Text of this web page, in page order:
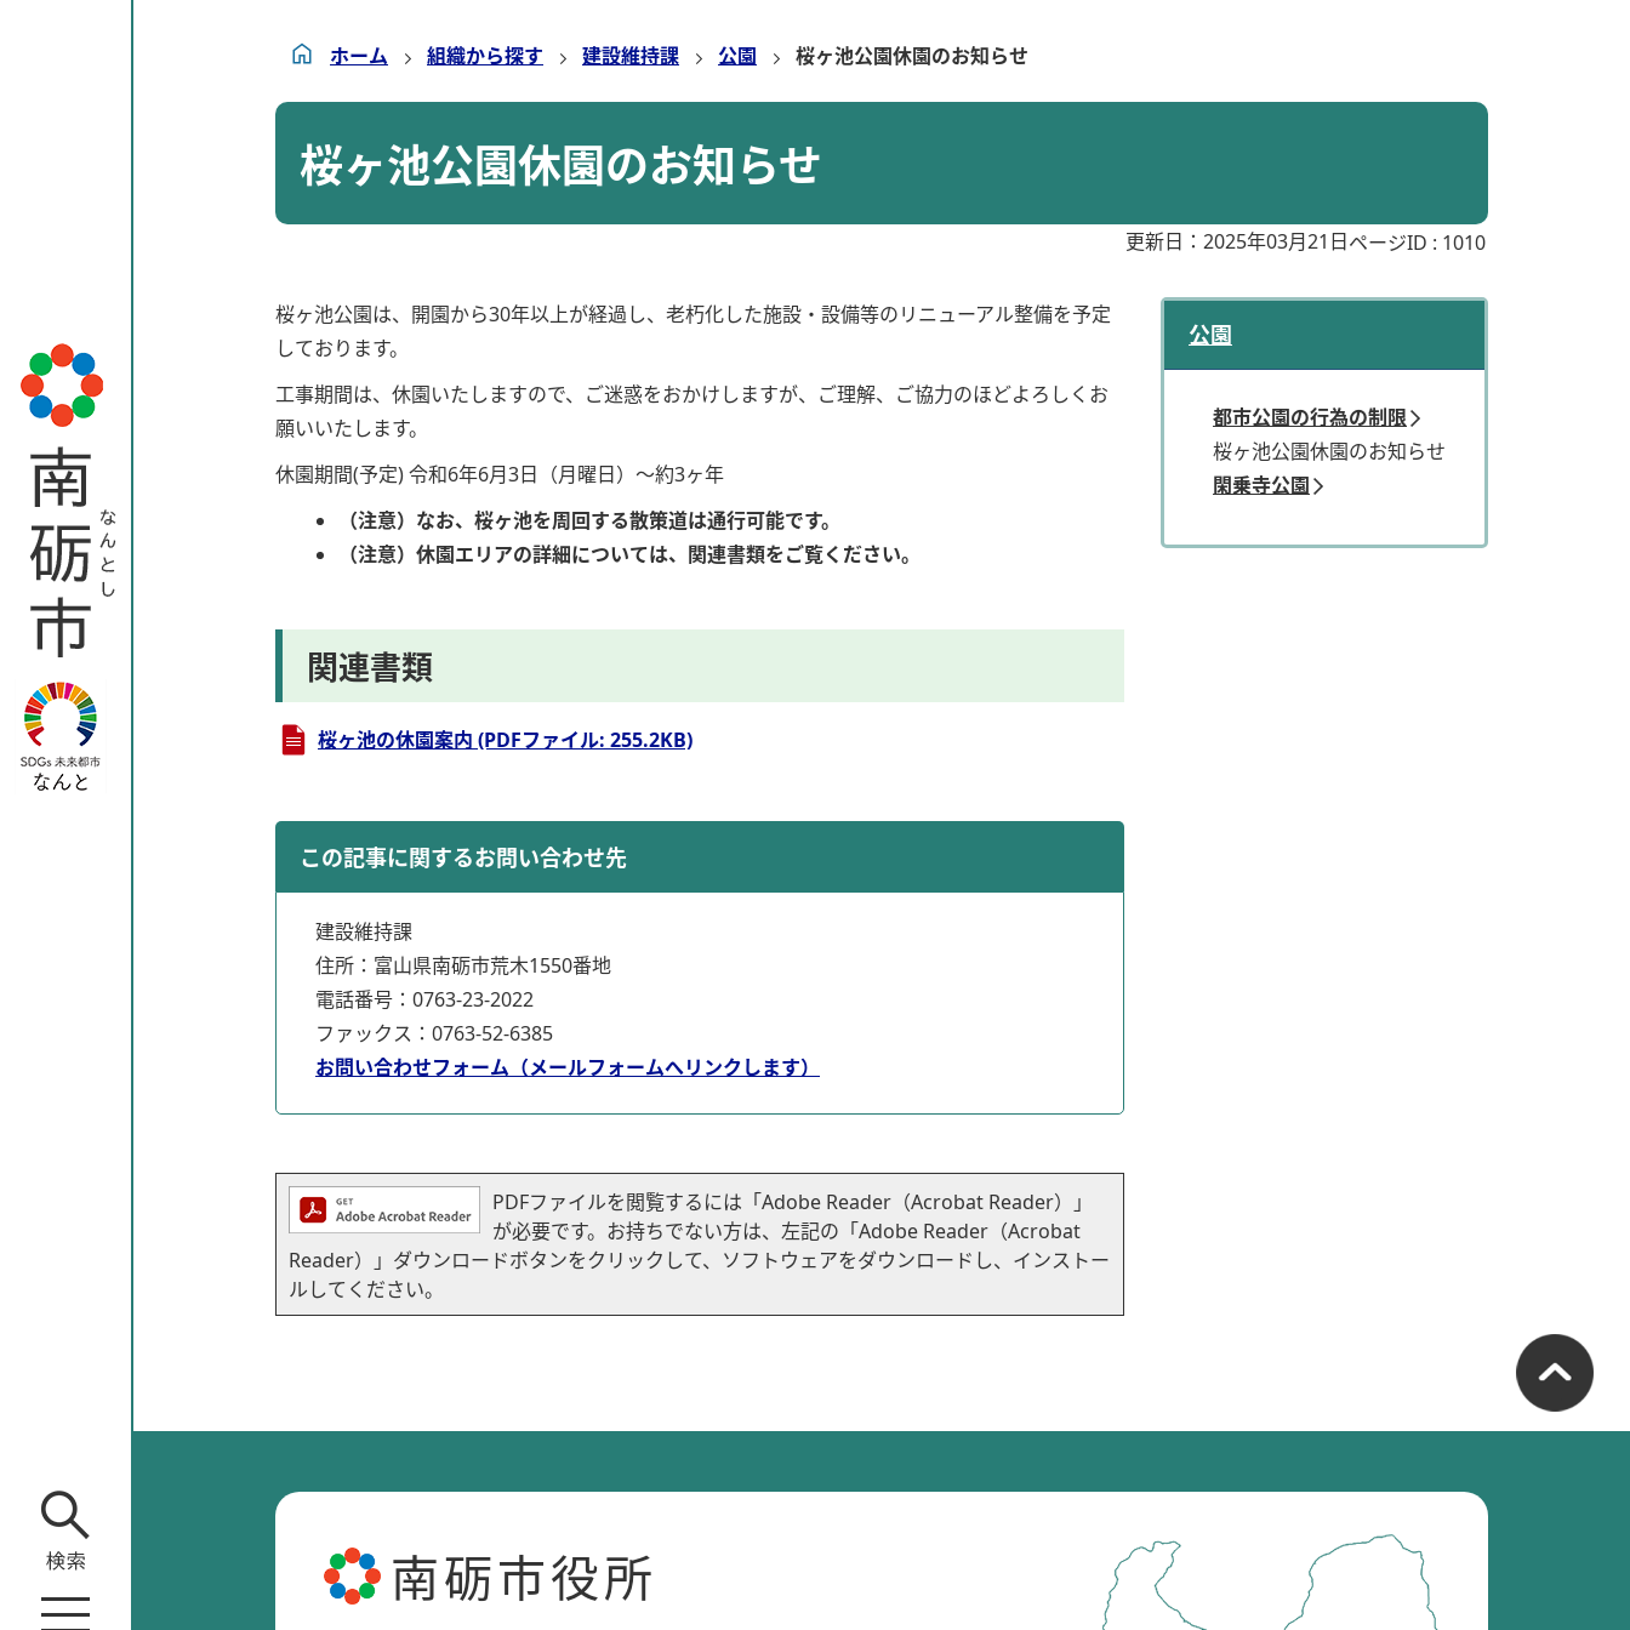
ホーム 組織から探す 建設維持課 公園 桜ヶ池公園休園のお知らせ
桜ヶ池公園休園のお知らせ
更新日：2025年03月21日ページID : 1010
桜ヶ池公園は、開園から30年以上が経過し、老朽化した施設・設備等のリニューアル整備を予定
しております。
工事期間は、休園いたしますので、ご迷惑をおかけしますが、ご理解、ご協力のほどよろしくお
願いいたします。
休園期間(予定) 令和6年6月3日（月曜日）～約3ヶ年
（注意）なお、桜ヶ池を周回する散策道は通行可能です。
（注意）休園エリアの詳細については、関連書類をご覧ください。
関連書類
桜ヶ池の休園案内 (PDFファイル: 255.2KB)
この記事に関するお問い合わせ先
建設維持課
住所：富山県南砺市荒木1550番地
電話番号：0763-23-2022
ファックス：0763-52-6385
お問い合わせフォーム（メールフォームへリンクします）
PDFファイルを閲覧するには「Adobe Reader（Acrobat Reader）」
が必要です。お持ちでない方は、左記の「Adobe Reader（Acrobat
Reader）」ダウンロードボタンをクリックして、ソフトウェアをダウンロードし、インストー
ルしてください。
公園
都市公園の行為の制限
桜ヶ池公園休園のお知らせ
閑乗寺公園
南砺市役所